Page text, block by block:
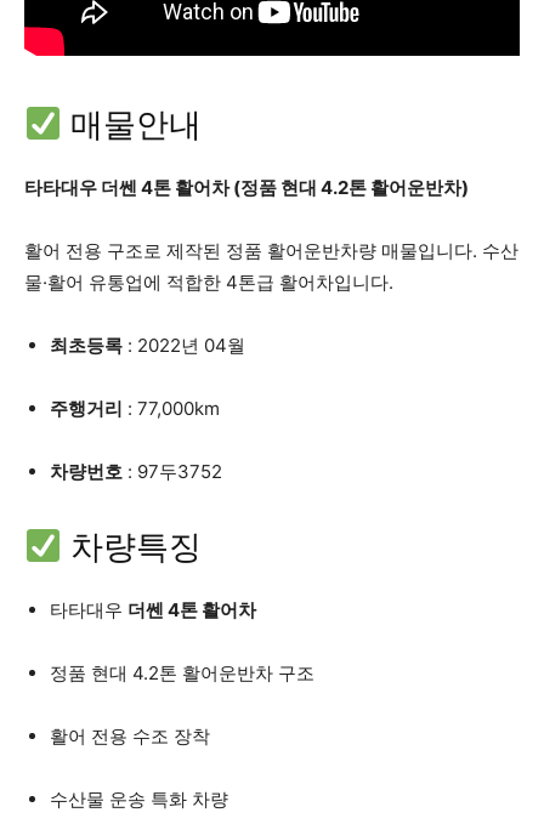
매물안내
타타대우 더쎈 4톤 활어차 (정품 현대 4.2톤 활어운반차)
활어 전용 구조로 제작된 정품 활어운반차량 매물입니다. 수산
물·활어 유통업에 적합한 4톤급 활어차입니다.
최초등록 : 2022년 04월
주행거리 : 77,000km
차량번호 : 97두3752
차량특징
타타대우 더쎈 4톤 활어차
정품 현대 4.2톤 활어운반차 구조
활어 전용 수조 장착
수산물 운송 특화 차량